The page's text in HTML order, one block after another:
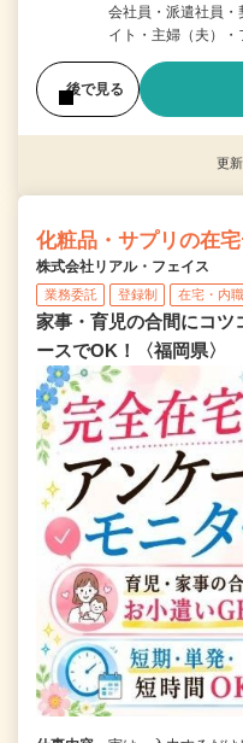
会社員・派遣社員
イト・主婦（夫）
後で見る
更
化粧品・サプリの在
株式会社リアル・フェイス
業務委託 登録制 在宅・内職
家事・育児の合間にコツ
ースでOK！〈福岡県〉